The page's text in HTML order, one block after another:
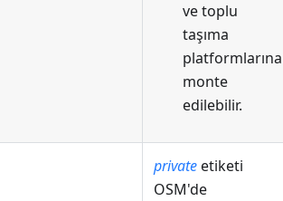
ve toplu
taşıma
platformlarına
monte
edilebilir.
privateetiketi
OSM'de